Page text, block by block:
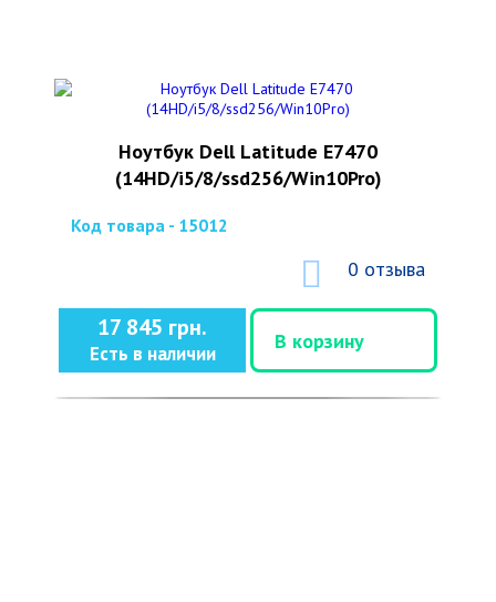
Ноутбук Dell Latitude E7470
(14HD/i5/8/ssd256/Win10Pro)
Код товара - 15012
0 отзыва
17 845 грн.
Есть в наличии
В корзину